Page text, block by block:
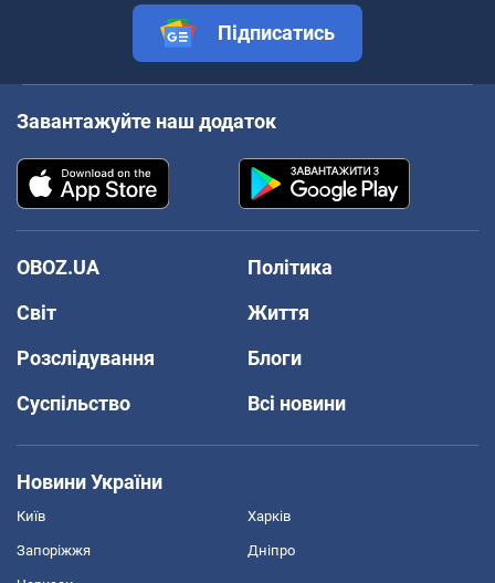
Підписатись
Завантажуйте наш додаток
OBOZ.UA
Політика
Світ
Життя
Розслідування
Блоги
Суспільство
Всі новини
Новини України
Київ Харків
Запоріжжя Дніпро